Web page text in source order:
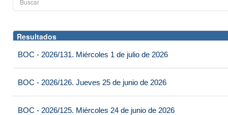
Resultados
BOC - 2026/131. Miércoles 1 de julio de 2026
BOC - 2026/126. Jueves 25 de junio de 2026
BOC - 2026/125. Miércoles 24 de junio de 2026